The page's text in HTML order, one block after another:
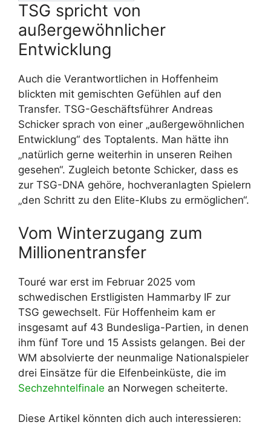
TSG spricht von
außergewöhnlicher
Entwicklung
Auch die Verantwortlichen in Hoffenheim
blickten mit gemischten Gefühlen auf den
Transfer. TSG-Geschäftsführer Andreas
Schicker sprach von einer „außergewöhnlichen
Entwicklung“ des Toptalents. Man hätte ihn
„natürlich gerne weiterhin in unseren Reihen
gesehen“. Zugleich betonte Schicker, dass es
zur TSG-DNA gehöre, hochveranlagten Spielern
„den Schritt zu den Elite-Klubs zu ermöglichen“.
Vom Winterzugang zum
Millionentransfer
Touré war erst im Februar 2025 vom
schwedischen Erstligisten Hammarby IF zur
TSG gewechselt. Für Hoffenheim kam er
insgesamt auf 43 Bundesliga-Partien, in denen
ihm fünf Tore und 15 Assists gelangen. Bei der
WM absolvierte der neunmalige Nationalspieler
drei Einsätze für die Elfenbeinküste, die im
Sechzehntelfinale an Norwegen scheiterte.
Diese Artikel könnten dich auch interessieren: